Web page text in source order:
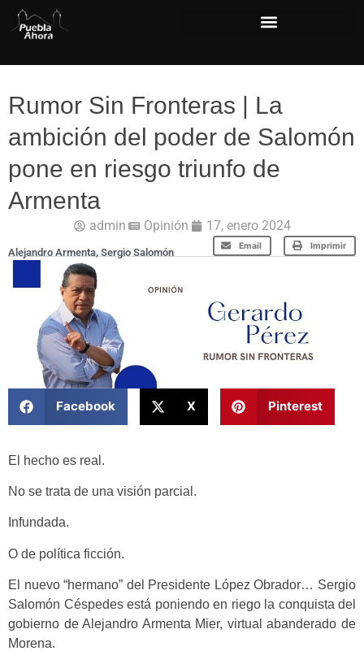
Rumor Sin Fronteras | La
ambición del poder de Salomón
pone en riesgo triunfo de
Armenta
admin Opinión 17, enero 2024
Email Imprimir
Alejandro Armenta, Sergio Salomón
Facebook X Pinterest
El hecho es real.
No se trata de una visión parcial.
Infundada.
O de política ficción.
El nuevo “hermano” del Presidente López Obrador… Sergio
Salomón Céspedes está poniendo en riego la conquista del
gobierno de Alejandro Armenta Mier, virtual abanderado de
Morena.